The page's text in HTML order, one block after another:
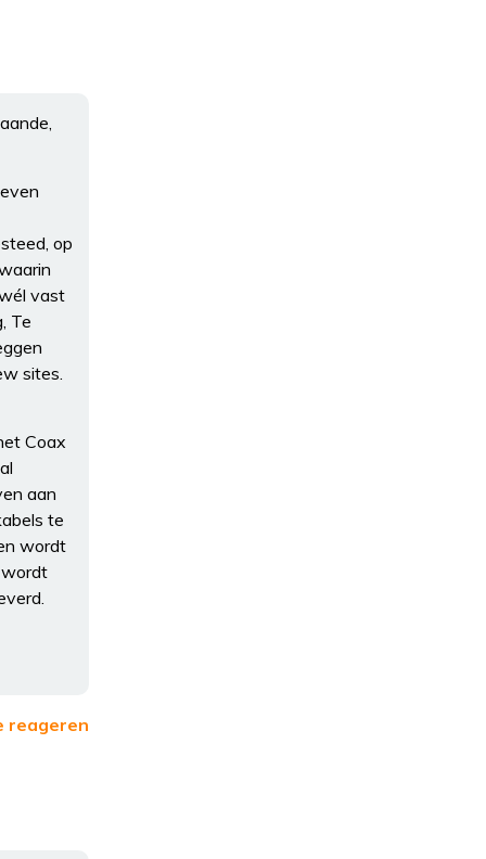
op
vast
Te
sites.
Coax
aan
te
wordt
wordt
reageren